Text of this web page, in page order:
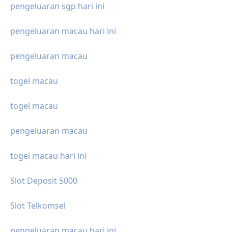
pengeluaran sgp hari ini
pengeluaran macau hari ini
pengeluaran macau
togel macau
togel macau
pengeluaran macau
togel macau hari ini
Slot Deposit 5000
Slot Telkomsel